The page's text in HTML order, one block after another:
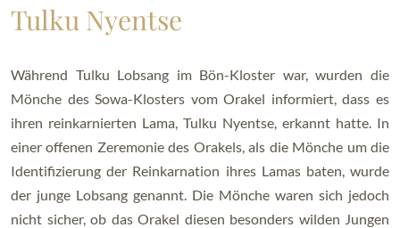
Tulku Nyentse
Während Tulku Lobsang im Bön-Kloster war, wurden die
Mönche des Sowa-Klosters vom Orakel informiert, dass es
ihren reinkarnierten Lama, Tulku Nyentse, erkannt hatte. In
einer offenen Zeremonie des Orakels, als die Mönche um die
Identifizierung der Reinkarnation ihres Lamas baten, wurde
der junge Lobsang genannt. Die Mönche waren sich jedoch
nicht sicher, ob das Orakel diesen besonders wilden Jungen